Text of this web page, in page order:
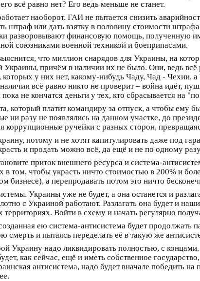
всё равно нет? Его ведь меньше не станет.
наоборот. ГАИ не пытается снизить
штраф или дать взятку в половину стоимости
разворовывают финансовую помощь, полученную
союзниками военной техникой и боеприпасами.
что миллион снарядов для Украины, на
Украины, причём в наличии их не было. Они, ведь
у них нет, какому-нибудь Чаду, Чад - Чехии,
всё равно никто не проверит – война идёт,
не кончатся деньги у тех, кто сбрасывается на
который платит командиру за отпуск, а чтобы ему
ни разу не появлялись на данном участке, до
коррупционные ручейки с разных сторон,
потому и не хотят капитулировать даже под
и продать можно всё, да ещё и не по одному
приток внешнего ресурса и система-
том, чтобы украсть ничто стоимостью в 200% и
бизнесе), а перепродавать потом это ничто
Украины уже не будет, а она останется и
с Украиной работают. Разлагать она будет и
Войти в схему и начать регулярно
ею система-антисистема будет продолжать
смерть и пытаясь переделать её в такую же
Украину надо ликвидировать полностью, с
как сейчас, ещё и иметь собственное
антисистема, надо будет вначале победить